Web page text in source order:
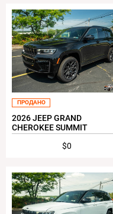
ПРОДАНО
2026 JEEP GRAND
CHEROKEE SUMMIT
$0